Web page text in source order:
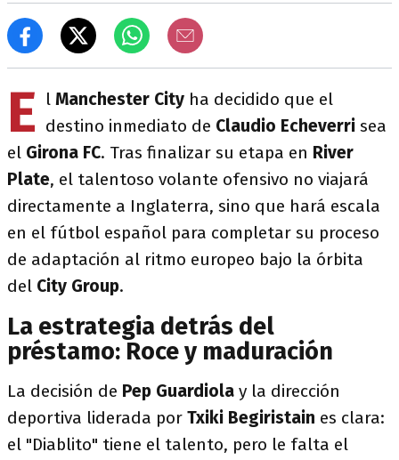
E l Manchester City ha decidido que el
destino inmediato de Claudio Echeverri sea
el Girona FC. Tras finalizar su etapa en River
Plate, el talentoso volante ofensivo no viajará
directamente a Inglaterra, sino que hará escala
en el fútbol español para completar su proceso
de adaptación al ritmo europeo bajo la órbita
del City Group.
La estrategia detrás del
préstamo: Roce y maduración
La decisión de Pep Guardiola y la dirección
deportiva liderada por Txiki Begiristain es clara:
el "Diablito" tiene el talento, pero le falta el